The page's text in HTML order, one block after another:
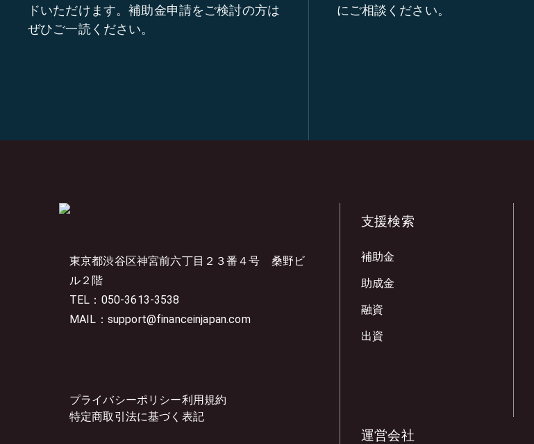
ドいただけます。補助金申請をご検討の方は
ぜひご一読ください。
にご相談ください。
東京都渋谷区神宮前六丁目２３番４号 桑野ビ
ル２階
TEL：050-3613-3538
MAIL：support@financeinjapan.com
プライバシーポリシー利用規約
特定商取引法に基づく表記
支援検索
補助金
助成金
融資
出資
運営会社